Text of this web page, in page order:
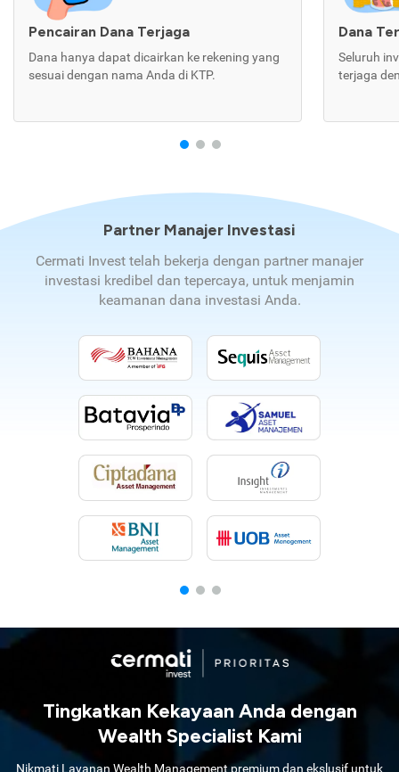
Pencairan Dana Terjaga
Dana hanya dapat dicairkan ke rekening yang
sesuai dengan nama Anda di KTP.
Dana
Seluruh
terjaga
Partner Manajer Investasi
Cermati Invest telah bekerja dengan partner manajer
investasi kredibel dan tepercaya, untuk menjamin
keamanan dana investasi Anda.
Tingkatkan Kekayaan Anda dengan
Wealth Specialist Kami
Nikmati Layanan Wealth Management premium dan ekslusif untuk